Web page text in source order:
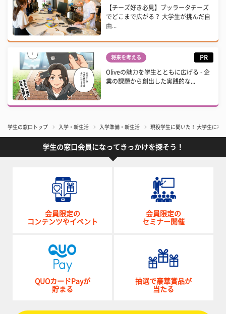
【チーズ好き必見】ブッラータチーズ
でどこまで広がる？ 大学生が挑んだ自
由...
将来を考える PR
Oliveの魅力を学生とともに広げる - 企
業の課題から創出した実践的な...
学生の窓口トップ 入学・新生活 入学準備・新生活 現役学生に聞いた！ 大学生にな
学生の窓口会員になってきっかけを探そう！
会員限定の
コンテンツやイベント
会員限定の
セミナー開催
QUOカードPayが
貯まる
抽選で豪華賞品が
当たる